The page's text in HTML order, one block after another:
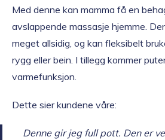
Med denne kan mamma få en
avslappende massasje hjemme.
meget allsidig, og kan fleksibelt
rygg eller bein. I tillegg kommer
varmefunksjon.
Dette sier kundene våre:
Denne gir jeg full pott. Den er